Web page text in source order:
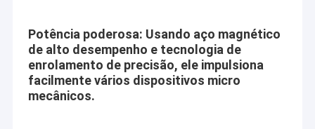
Potência poderosa: Usando aço magnético
de alto desempenho e tecnologia de
enrolamento de precisão, ele impulsiona
facilmente vários dispositivos micro
mecânicos.